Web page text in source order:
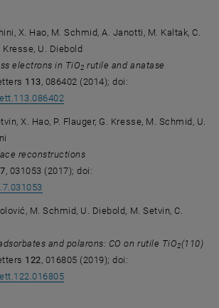
X. Hao, M. Schmid, A. Janotti, M. Kaltak, C.
Kresse, U. Diebold
electrons in TiO2 rutile and anatase
113 , 086402 (2014); doi:
X. Hao, P. Flauger, G. Kresse, M. Schmid, U.
reconstructions
7 , 031053 (2017); doi:
M. Schmid, U. Diebold, M. Setvin, C.
and polarons: CO on rutile TiO2(110)
122 , 016805 (2019); doi: